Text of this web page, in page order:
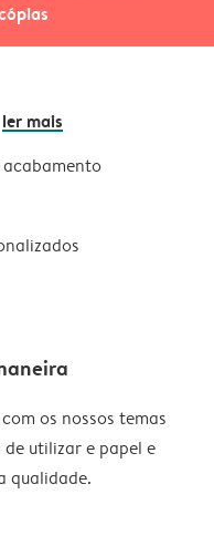
ler mais
os nossos temas
utilizar e papel e
qualidade.